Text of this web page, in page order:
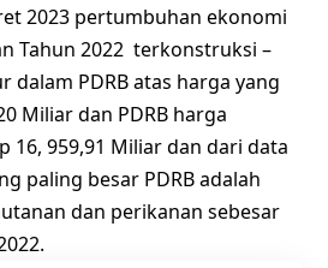
2023 pertumbuhan ekonomi
Tahun 2022 terkonstruksi –
dalam PDRB atas harga yang
Miliar dan PDRB harga
16, 959,91 Miliar dan dari data
paling besar PDRB adalah
dan perikanan sebesar